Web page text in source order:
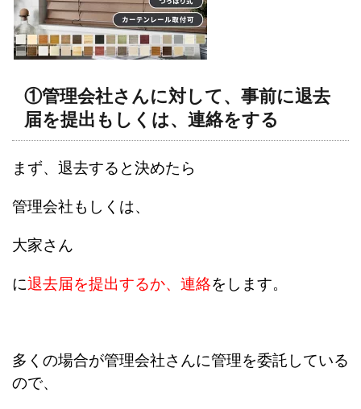
①管理会社さんに対して、事前に退去
届を提出もしくは、連絡をする
まず、退去すると決めたら
管理会社もしくは、
大家さん
に退去届を提出するか、連絡をします。
多くの場合が管理会社さんに管理を委託している
ので、